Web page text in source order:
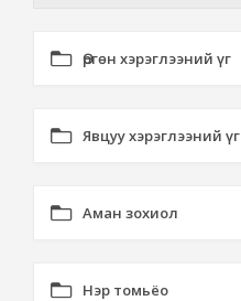
Өргөн хэрэглээний үг
Явцуу хэрэглээний үг
Аман зохиол
Нэр томьёо